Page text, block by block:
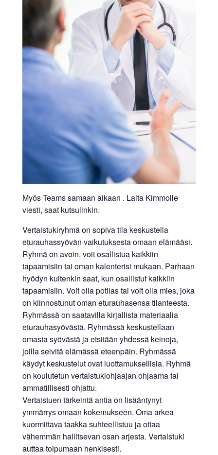
Myös Teams samaan aikaan . Laita Kimmolle
viesti, saat kutsulinkin.
Vertaistukiryhmä on sopiva tila keskustella
eturauhassyövän vaikutuksesta omaan elämääsi.
Ryhmä on avoin, voit osallistua kaikkiin
tapaamisiin tai oman kalenterisi mukaan. Parhaan
hyödyn kuitenkin saat, kun osallistut kaikkiin
tapaamisiin. Voit olla potilas tai voit olla mies, joka
on kiinnostunut oman eturauhasensa tilanteesta.
Ryhmässä on saatavilla kirjallista materiaalia
eturauhasyövästä. Ryhmässä keskustellaan
omasta syövästä ja etsitään yhdessä keinoja,
joilla selvitä elämässä eteenpäin. Ryhmässä
käydyt keskustelut ovat luottamuksellisia. Ryhmä
on koulutetun vertaistukiohjaajan ohjaama tai
ammatillisesti ohjattu.
Vertaistuen tärkeintä antia on lisääntynyt
ymmärrys omaan kokemukseen. Oma arkea
kuormittava taakka suhteellistuu ja ottaa
vähemmän hallitsevan osan arjesta. Vertaistuki
auttaa toipumaan henkisesti.